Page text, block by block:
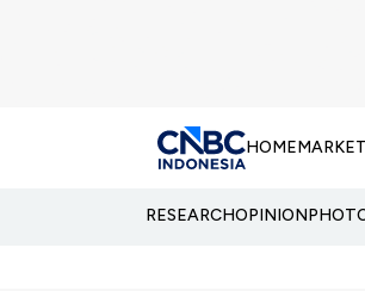
HOMEMARKET
RESEARCHOPINION